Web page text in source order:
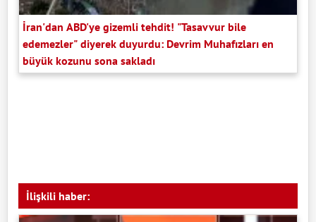
İran'dan ABD'ye gizemli tehdit! "Tasavvur bile
edemezler" diyerek duyurdu: Devrim Muhafızları en
büyük kozunu sona sakladı
İlişkili haber: